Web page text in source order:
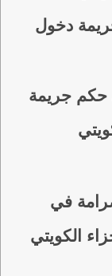
دخول
حكم جريمة
في
الكويتي